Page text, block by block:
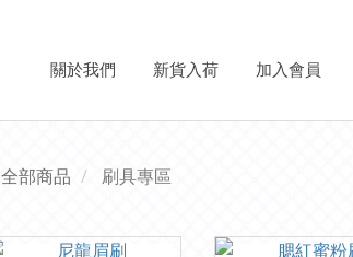
關於我們 新貨入荷 加入會員
全部商品 刷具專區